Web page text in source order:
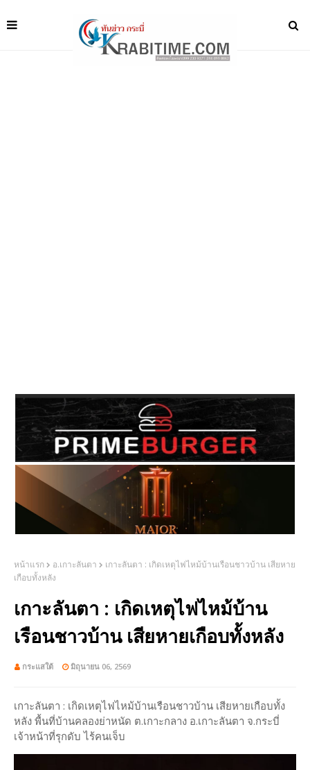
หน้าแรก อ.เกาะลันตา
เกาะลันตา : เกิดเหตุไฟไหม้บ้านเรือนชาวบ้าน เสียหาย
เกือบทั้งหลัง
เกาะลันตา : เกิดเหตุไฟไหม้บ้าน
เรือนชาวบ้าน เสียหายเกือบทั้งหลัง
กระแสใต้ มิถุนายน 06, 2569
เกาะลันตา : เกิดเหตุไฟไหม้บ้านเรือนชาวบ้าน เสียหายเกือบทั้ง
หลัง พื้นที่บ้านคลองย่าหนัด ต.เกาะกลาง อ.เกาะลันตา จ.กระบี่
เจ้าหน้าที่รุกดับ ไร้คนเจ็บ